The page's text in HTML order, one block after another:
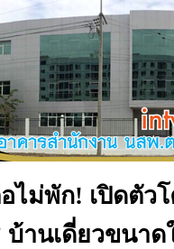
ม่พัก! เปิดตัว
านเดี่ยวขนาด